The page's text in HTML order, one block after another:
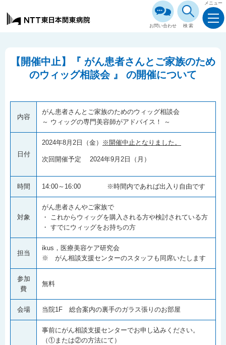
お問い合わせ 検索
メニュー
【開催中止】『 がん患者さんとご家族のため
のウィッグ相談会 』 の開催について
内容
がん患者さんとご家族のためのウィッグ相談会
～ ウィッグの専門美容師がアドバイス！ ～
日付
2024年8月2日（金） ※開催中止となりました。
次回開催予定 2024年9月2日（月）
時間 14:00～16:00 ※時間内であれば出入り自由です
対象
がん患者さんやご家族で
・ これからウィッグを購入される方や検討されている方
・ すでにウィッグをお持ちの方
担当
ikus，医療美容ケア研究会
※ がん相談支援センターのスタッフも同席いたします
参加
費
無料
会場 当院1F 総合案内の裏手のガラス張りのお部屋
事前にがん相談支援センターでお申し込みください。
（①または②の方法にて）